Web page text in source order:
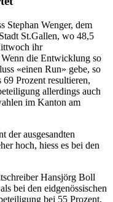
Stephan Wenger, dem
St.Gallen, wo 48,5
ihr
die Entwicklung so
«einen Run» gebe, so
Prozent resultieren,
allerdings auch
im Kanton am
der ausgesandten
hoch, hiess es bei den
Hansjörg Boll
bei den eidgenössischen
bei 55 Prozent.